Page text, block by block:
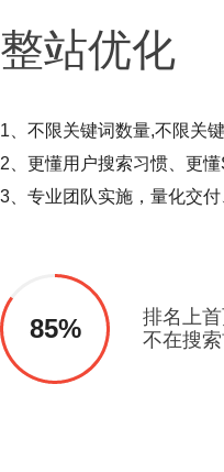
整站优化
1、不限关键词数量,不限关
2、更懂用户搜索习惯、更
3、专业团队实施，量化交
85%
排名上
不在搜